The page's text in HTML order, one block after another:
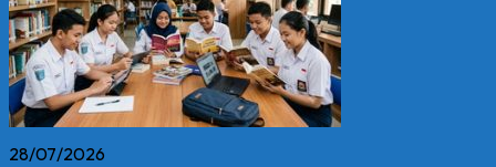
28/07/2026